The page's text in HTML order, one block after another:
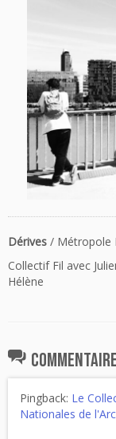
Dérives / Métropole
Collectif Fil avec
Hélène
Pingback: Le
Nationales de